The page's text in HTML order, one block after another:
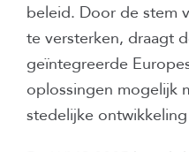
beleid. Door de stem
te versterken, draagt
geïntegreerde
oplossingen mogelijk
stedelijke